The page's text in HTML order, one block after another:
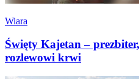
Wiara
Święty Kajetan –
rozlewowi krwi